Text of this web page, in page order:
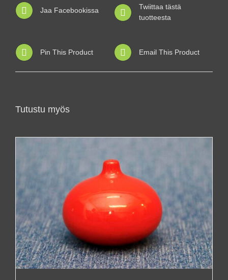
Jaa Facebookissa
Twiittaa tästä
tuotteesta
Pin This Product Email This Product
Tutustu myös